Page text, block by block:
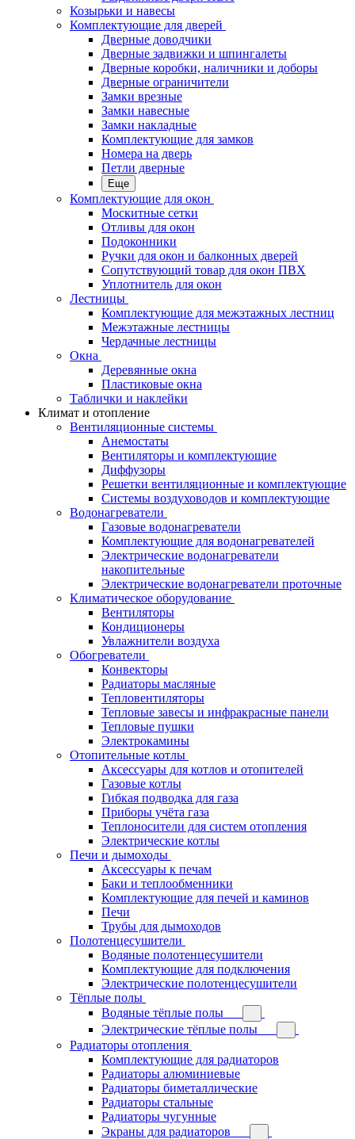
Козырьки и навесы
Комплектующие для дверей
Дверные доводчики
Дверные задвижки и шпингалеты
Дверные коробки, наличники и доборы
Дверные ограничители
Замки врезные
Замки навесные
Замки накладные
Комплектующие для замков
Номера на дверь
Петли дверные
Еще
Комплектующие для окон
Москитные сетки
Отливы для окон
Подоконники
Ручки для окон и балконных дверей
Сопутствующий товар для окон ПВХ
Уплотнитель для окон
Лестницы
Комплектующие для межэтажных лестниц
Межэтажные лестницы
Чердачные лестницы
Окна
Деревянные окна
Пластиковые окна
Таблички и наклейки
Климат и отопление
Вентиляционные системы
Анемостаты
Вентиляторы и комплектующие
Диффузоры
Решетки вентиляционные и комплектующие
Системы воздуховодов и комплектующие
Водонагреватели
Газовые водонагреватели
Комплектующие для водонагревателей
Электрические водонагреватели
накопительные
Электрические водонагреватели проточные
Климатическое оборудование
Вентиляторы
Кондиционеры
Увлажнители воздуха
Обогреватели
Конвекторы
Радиаторы масляные
Тепловентиляторы
Тепловые завесы и инфракрасные панели
Тепловые пушки
Электрокамины
Отопительные котлы
Аксессуары для котлов и отопителей
Газовые котлы
Гибкая подводка для газа
Приборы учёта газа
Теплоносители для систем отопления
Электрические котлы
Печи и дымоходы
Аксессуары к печам
Баки и теплообменники
Комплектующие для печей и каминов
Печи
Трубы для дымоходов
Полотенцесушители
Водяные полотенцесушители
Комплектующие для подключения
Электрические полотенцесушители
Тёплые полы
Водяные тёплые полы
Электрические тёплые полы
Радиаторы отопления
Комплектующие для радиаторов
Радиаторы алюминиевые
Радиаторы биметаллические
Радиаторы стальные
Радиаторы чугунные
Экраны для радиаторов